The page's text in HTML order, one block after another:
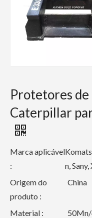
Protetores
Caterpillar
Marca aplicável
:
n,
Origem do
produto :
China
Material :